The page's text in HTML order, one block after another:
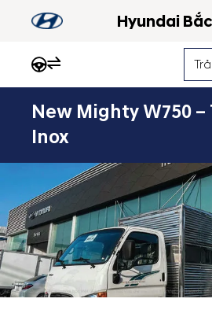
Hyundai
New Mighty W750
Inox